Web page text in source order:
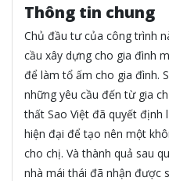
Thông tin chung
Chủ đầu tư của công trình
cầu xây dựng cho gia đình
để làm tổ ấm cho gia đình.
những yêu cầu đến từ gia
thất Sao Việt đã quyết định
hiện đại để tạo nên một
cho chị. Và thành quả sau
nhà mái thái đã nhận được